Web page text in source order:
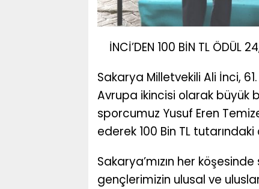
İNCİ’DEN 100 BİN TL ÖDÜL
Sakarya Milletvekili Ali İnci,
Avrupa ikincisi olarak büyük
sporcumuz Yusuf Eren
ederek 100 Bin TL
Sakarya’mızın her
gençlerimizin ulusal ve